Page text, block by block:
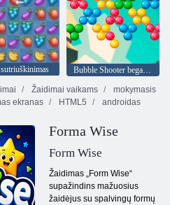
Bubble Shooter begalinis
Žaidimai vaikams
mokymasis
ekranas HTML5 androidas
Forma Wise
Form Wise
Žaidimas „Form Wise“
supažindins mažuosius
žaidėjus su spalvingų formų